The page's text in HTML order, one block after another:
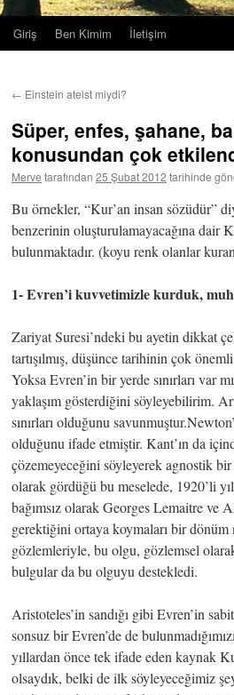
Giriş Ben Kimim İletişim
← Einstein ateist miydi?
Süper, enfes, şahane,
konusundan çok
Merve tarafından 25 Şubat 2012 tarihinde
Bu örnekler, “Kur’an insan sözüdür”
benzerinin oluşturulamayacağına dair
bulunmaktadır. (koyu renk olanlar
1- Evren’i kuvvetimizle kurduk,
Zariyat Suresi’ndeki bu ayetin dikkat
tartışılmış, düşünce tarihinin çok
Yoksa Evren’in bir yerde sınırları var
yaklaşım gösterdiğini söyleyebilirim.
sınırları olduğunu
olduğunu ifade etmiştir. Kant’ın da
çözemeyeceğini söyleyerek agnostik
olarak gördüğü bu meselede, 1920’li
bağımsız olarak Georges Lemaitre ve
gerektiğini ortaya koymaları bir dönüm
gözlemleriyle, bu olgu, gözlemsel
bulgular da bu olguyu destekledi.
Aristoteles’in sandığı gibi Evren’in
sonsuz bir Evren’de de
yıllardan önce tek ifade eden kaynak
olsaydık, belki de ilk söyleyeceğimiz